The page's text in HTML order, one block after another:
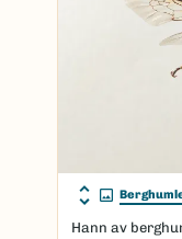
Hann av